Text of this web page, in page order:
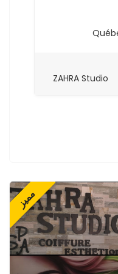
ZAHRA Studio
مميز